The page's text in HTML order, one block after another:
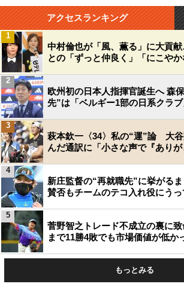
アクセスランキング
中村倫也が「風、薫る」に大貢
との「ずっと仲良く」「にこや
1
欧州初の日本人指揮官誕生へ 森
先”は「ベルギー1部の日系クラ
2
萩本欽一〈34〉私の“運”論 大
んだ通訳に「小さな声で『ありが
3
新庄監督の“再就職先”に挙がる
賛否もチームのテコ入れ役にう
4
菅野智之トレード不成立の裏に
まで11勝4敗でも市場価値が低か
5
もっとみる